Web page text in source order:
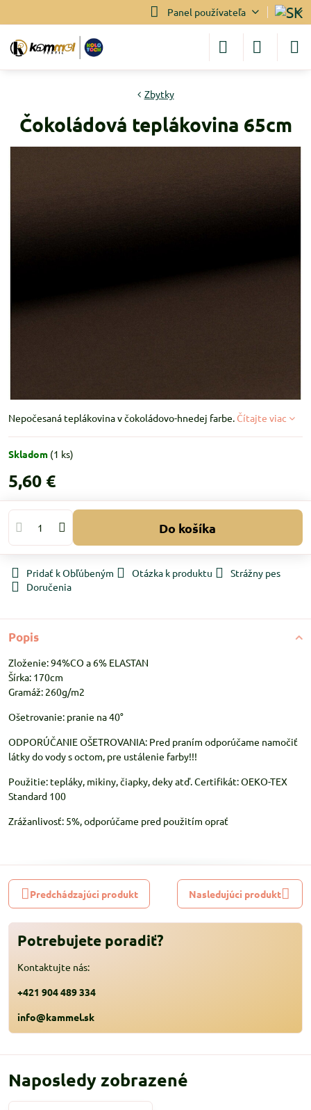
Panel používateľa
Zbytky
Čokoládová teplákovina 65cm
Nepočesaná teplákovina v čokoládovo-hnedej farbe. Čítajte viac
Skladom (1 ks)
5,60 €
Do košíka
Pridať k Obľúbeným Otázka k produktu
Strážny pes
Doručenia
Popis
Zloženie: 94%CO a 6% ELASTAN
Šírka: 170cm
Gramáž: 260g/m2
Ošetrovanie: pranie na 40°
ODPORÚČANIE OŠETROVANIA: Pred praním odporúčame namočiť
látky do vody s octom, pre ustálenie farby!!!
Použitie: tepláky, mikiny, čiapky, deky atď. Certifikát: OEKO-TEX
Standard 100
Zrážanlivosť: 5%, odporúčame pred použitím oprať
Predchádzajúci produkt Nasledujúci produkt
Potrebujete poradiť?
Kontaktujte nás:
+421 904 489 334
info@kammel.sk
Naposledy zobrazené